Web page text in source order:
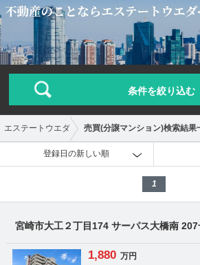
条件を絞り込む
エステートウエダ 売買(分譲マンション)検索結果
登録日の新しい順
1
宮崎市大工２丁目174 サーパス大橋南 207
1,880 万円